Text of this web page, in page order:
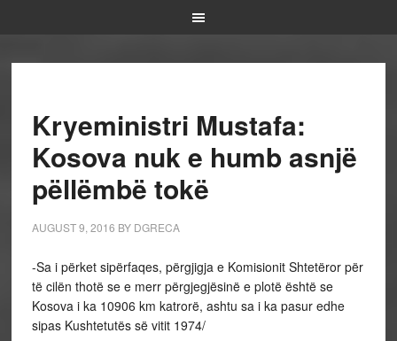
Kryeministri Mustafa:
Kosova nuk e humb asnjë
pëllëmbë tokë
AUGUST 9, 2016 BY DGRECA
-Sa i përket sipërfaqes, përgjigja e Komisionit Shtetëror për
të cilën thotë se e merr përgjegjësinë e plotë është se
Kosova i ka 10906 km katrorë, ashtu sa i ka pasur edhe
sipas Kushtetutës së vitit 1974/